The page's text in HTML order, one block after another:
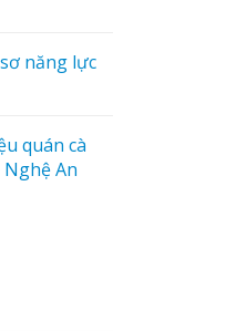
năng lực
quán cà
An